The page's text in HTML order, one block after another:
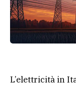
L’elettricità in